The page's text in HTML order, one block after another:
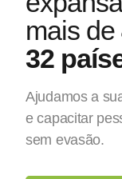
mais de
32
Ajudamos a
e capacitar
sem evasão.